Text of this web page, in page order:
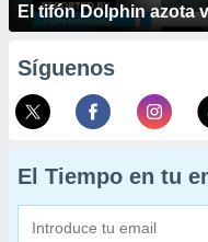
El tifón Dolphin azota
Síguenos
El Tiempo en tu